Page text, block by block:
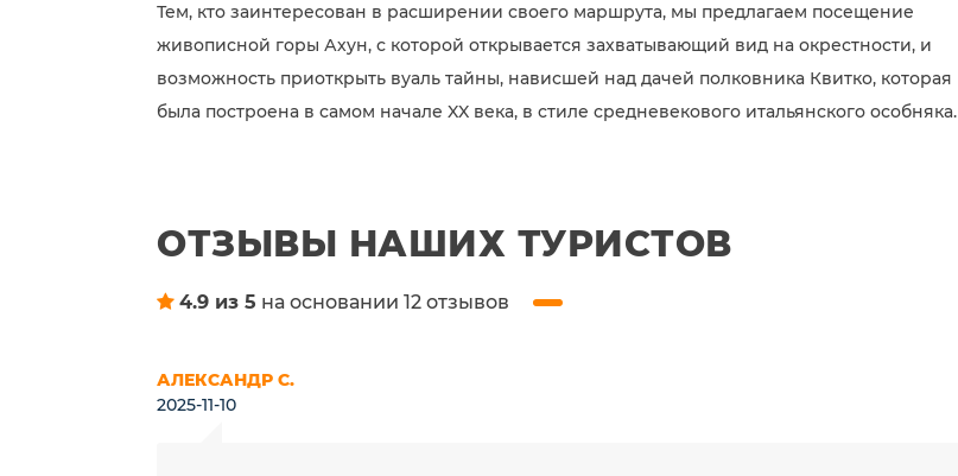
Тем, кто заинтересован в расширении своего маршрута, мы предлагаем посещение
живописной горы Ахун, с которой открывается захватывающий вид на окрестности, и
возможность приоткрыть вуаль тайны, нависшей над дачей полковника Квитко, которая
была построена в самом начале XX века, в стиле средневекового итальянского особняка.
ОТЗЫВЫ НАШИХ ТУРИСТОВ
4.9 из 5 на основании 12 отзывов
АЛЕКСАНДР С.
2025-11-10